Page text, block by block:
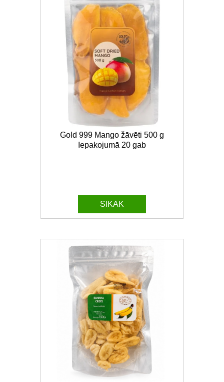
Gold 999 Mango žāvēti 500 g
Iepakojumā 20 gab
SĪKĀK